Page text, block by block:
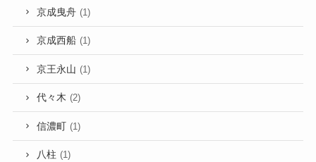
京成曳舟 (1)
京成西船 (1)
京王永山 (1)
代々木 (2)
信濃町 (1)
八柱 (1)